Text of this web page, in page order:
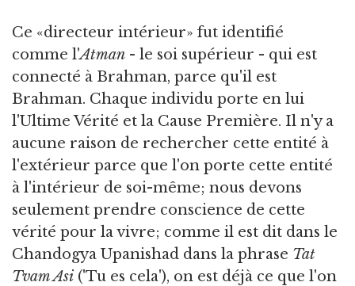
Ce «directeur intérieur» fut identifié
comme l'Atman - le soi supérieur - qui est
connecté à Brahman, parce qu'il est
Brahman. Chaque individu porte en lui
l'Ultime Vérité et la Cause Première. Il n'y a
aucune raison de rechercher cette entité à
l'extérieur parce que l'on porte cette entité
à l'intérieur de soi-même; nous devons
seulement prendre conscience de cette
vérité pour la vivre; comme il est dit dans le
Chandogya Upanishad dans la phrase Tat
Tvam Asi ('Tu es cela'), on est déjà ce que l'on